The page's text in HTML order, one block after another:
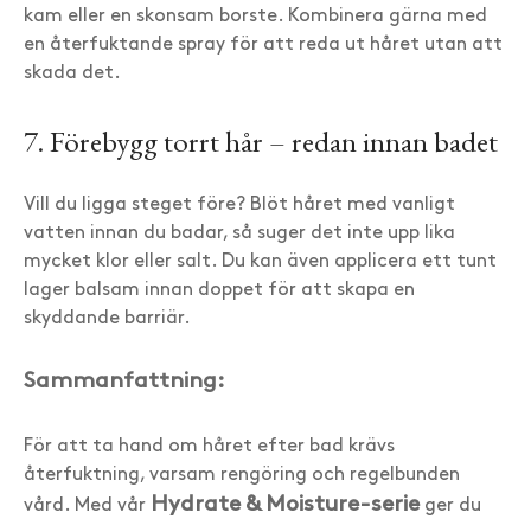
kam eller en skonsam borste. Kombinera gärna med
en återfuktande spray för att reda ut håret utan att
skada det.
7. Förebygg torrt hår – redan innan badet
Vill du ligga steget före? Blöt håret med vanligt
vatten innan du badar, så suger det inte upp lika
mycket klor eller salt. Du kan även applicera ett tunt
lager balsam innan doppet för att skapa en
skyddande barriär.
Sammanfattning:
För att ta hand om håret efter bad krävs
återfuktning, varsam rengöring och regelbunden
vård. Med vår Hydrate & Moisture-serieger du